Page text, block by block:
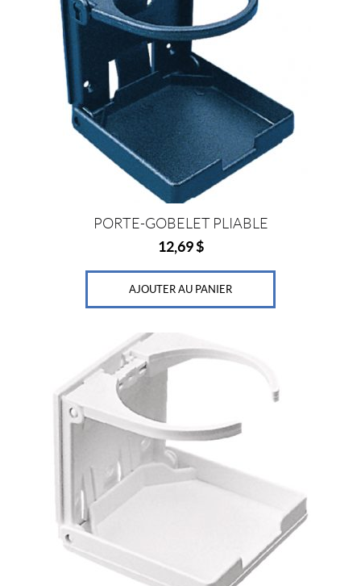
PORTE-GOBELET PLIABLE
12,69$
AJOUTER AU PANIER